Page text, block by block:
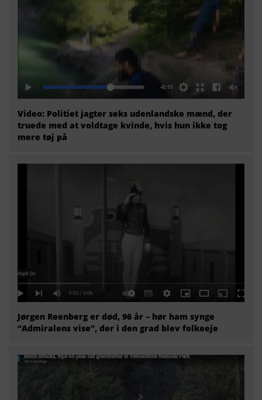
Video: Politiet jagter seks udenlandske mænd, der
truede med at voldtage kvinde, hvis hun ikke tog
mere tøj på
Jørgen Reenberg er død, 96 år – hør ham synge
“Admiralens vise”, der i den grad blev folkeeje